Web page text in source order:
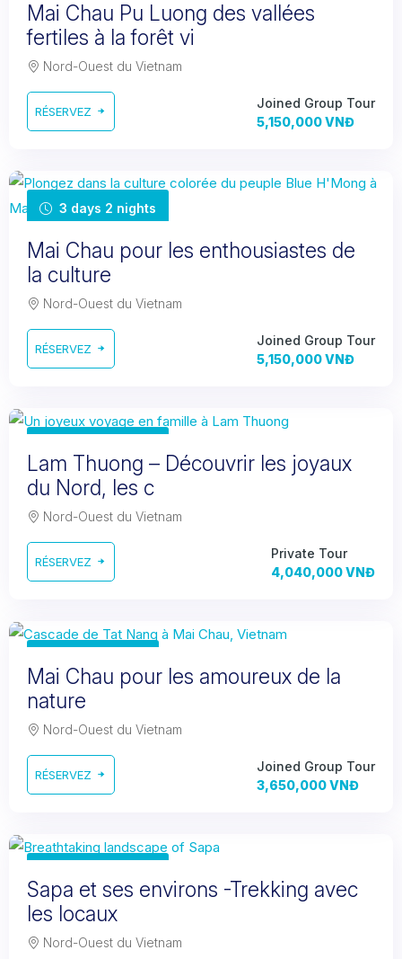
Mai Chau Pu Luong des vallées
fertiles à la forêt vi
Nord-Ouest du Vietnam
RÉSERVEZ
Joined Group Tour
5,150,000 VNĐ
3 days 2 nights
Mai Chau pour les enthousiastes de
la culture
Nord-Ouest du Vietnam
RÉSERVEZ
Joined Group Tour
5,150,000 VNĐ
Lam Thuong – Découvrir les joyaux
du Nord, les c
Nord-Ouest du Vietnam
RÉSERVEZ
Private Tour
4,040,000 VNĐ
Mai Chau pour les amoureux de la
nature
Nord-Ouest du Vietnam
RÉSERVEZ
Joined Group Tour
3,650,000 VNĐ
Sapa et ses environs -Trekking avec
les locaux
Nord-Ouest du Vietnam